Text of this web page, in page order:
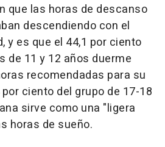
que las horas de descanso
descendiendo con el
y es que el 44,1 por ciento
de 11 y 12 años duerme
recomendadas para su
ciento del grupo de 17-18
sirve como una "ligera
horas de sueño.